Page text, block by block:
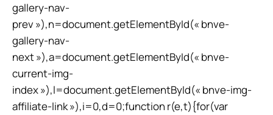
gallery-nav-
prev »),n=document.getElementById(« bnve-
gallery-nav-
next »),a=document.getElementById(« bnve-
current-img-
index »),l=document.getElementById(« bnve-img-
affiliate-link »),i=0,d=0;function r(e,t){for(var